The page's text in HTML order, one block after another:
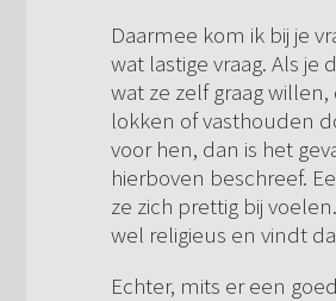
Daarmee kom ik bij je
wat lastige vraag. Als
wat ze zelf graag
lokken of vasthouden
voor hen, dan is het
hierboven beschreef.
ze zich prettig bij
wel religieus en vindt
Echter, mits er een